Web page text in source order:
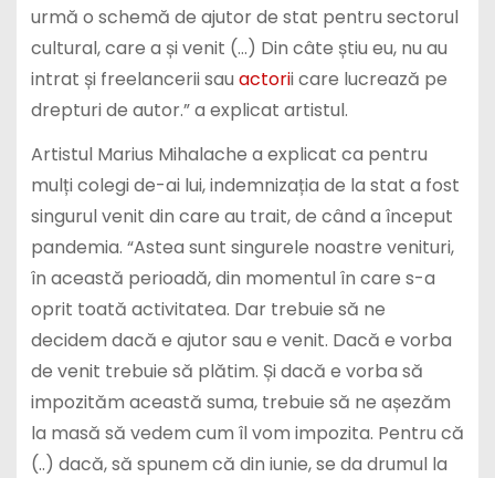
urmă o schemă de ajutor de stat pentru sectorul
cultural, care a și venit (…) Din câte știu eu, nu au
intrat și freelancerii sau actorii care lucrează pe
drepturi de autor.” a explicat artistul.
Artistul Marius Mihalache a explicat ca pentru
mulți colegi de-ai lui, indemnizația de la stat a fost
singurul venit din care au trait, de când a început
pandemia. “Astea sunt singurele noastre venituri,
în această perioadă, din momentul în care s-a
oprit toată activitatea. Dar trebuie să ne
decidem dacă e ajutor sau e venit. Dacă e vorba
de venit trebuie să plătim. Și dacă e vorba să
impozităm această suma, trebuie să ne așezăm
la masă să vedem cum îl vom impozita. Pentru că
(..) dacă, să spunem că din iunie, se da drumul la